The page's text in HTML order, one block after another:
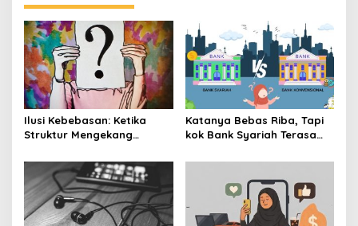
Ilusi Kebebasan: Ketika
Struktur Mengekang
Katanya Bebas Riba, Tapi
kok Bank Syariah Terasa